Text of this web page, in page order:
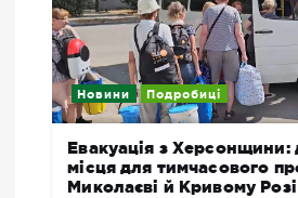
Новини Подробиці
Евакуація з Херсонщини:
місця для тимчасового
Миколаєві й Кривому Розі